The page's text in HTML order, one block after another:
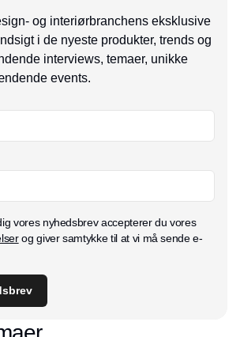
og interiørbranchens eksklusive
i de nyeste produkter, trends og
interviews, temaer, unikke
events.
vores nyhedsbrev accepterer du vores
og giver samtykke til at vi må sende e-